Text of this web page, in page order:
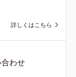
詳しくはこちら
わせ